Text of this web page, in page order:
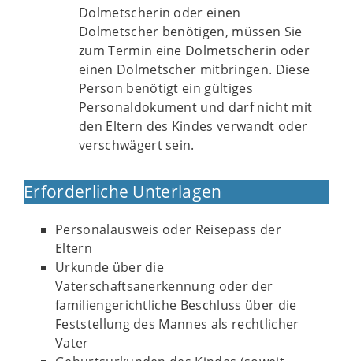
Dolmetscherin oder einen
Dolmetscher benötigen, müssen Sie
zum Termin eine Dolmetscherin oder
einen Dolmetscher mitbringen. Diese
Person benötigt ein gültiges
Personaldokument und darf nicht mit
den Eltern des Kindes verwandt oder
verschwägert sein.
Erforderliche Unterlagen
Personalausweis oder Reisepass der
Eltern
Urkunde über die
Vaterschaftsanerkennung oder der
familiengerichtliche Beschluss über die
Feststellung des Mannes als rechtlicher
Vater